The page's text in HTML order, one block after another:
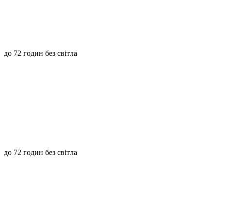
до 72 годин без світла
до 72 годин без світла